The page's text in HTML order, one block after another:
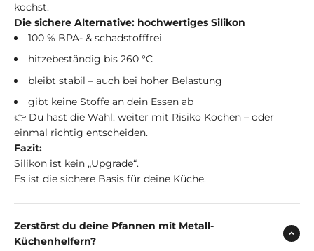
kochst.
Die sichere Alternative: hochwertiges Silikon
100 % BPA- & schadstofffrei
hitzebeständig bis 260 °C
bleibt stabil – auch bei hoher Belastung
gibt keine Stoffe an dein Essen ab
👉 Du hast die Wahl: weiter mit Risiko Kochen – oder
einmal richtig entscheiden.
Fazit:
Silikon ist kein „Upgrade“.
Es ist die sichere Basis für deine Küche.
Zerstörst du deine Pfannen mit Metall-
Küchenhelfern?